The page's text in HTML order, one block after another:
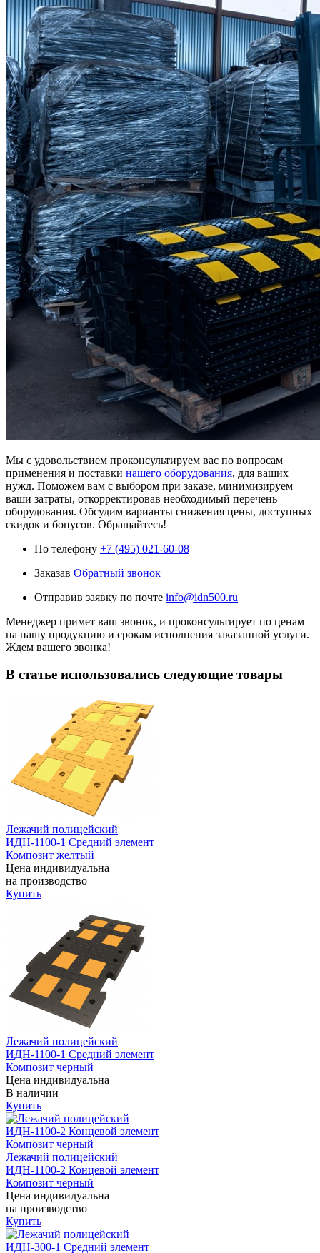
Мы с удовольствием проконсультируем вас по вопросам
применения и поставки нашего оборудования, для ваших
нужд. Поможем вам с выбором при заказе, минимизируем
ваши затраты, откорректировав необходимый перечень
оборудования. Обсудим варианты снижения цены, доступных
скидок и бонусов. Обращайтесь!
По телефону +7 (495) 021-60-08
Заказав Обратный звонок
Отправив заявку по почте info@idn500.ru
Менеджер примет ваш звонок, и проконсультирует по ценам
на нашу продукцию и срокам исполнения заказанной услуги.
Ждем вашего звонка!
В статье использовались следующие товары
Лежачий полицейский
ИДН-1100-1 Средний элемент
Композит желтый
Цена индивидуальна
на производство
Купить
Лежачий полицейский
ИДН-1100-1 Средний элемент
Композит черный
Цена индивидуальна
В наличии
Купить
Лежачий полицейский
ИДН-1100-2 Концевой элемент
Композит черный
Цена индивидуальна
на производство
Купить